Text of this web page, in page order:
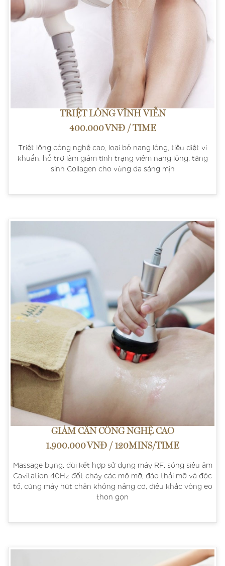
TRIỆT LÔNG VĨNH VIỄN
400.000 VNĐ / TIME
Triệt lông công nghệ cao, loại bỏ nang lông, tiêu diệt vi
khuẩn, hỗ trợ làm giảm tình trạng viêm nang lông, tăng
sinh Collagen cho vùng da sáng mịn
GIẢM CÂN CÔNG NGHỆ CAO
1.900.000 VNĐ / 120MINS/TIME
Massage bụng, đùi kết hợp sử dụng máy RF, sóng siêu âm
Cavitation 40Hz đốt cháy các mô mỡ, đào thải mỡ và độc
tố, cùng máy hút chân không nâng cơ, điêu khắc vòng eo
thon gọn